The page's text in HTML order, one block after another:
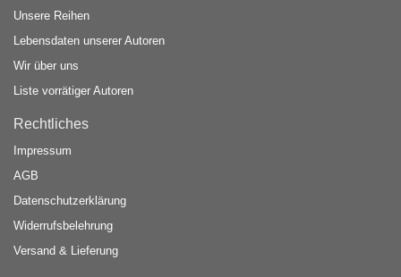
Unsere Reihen
Lebensdaten unserer Autoren
Wir über uns
Liste vorrätiger Autoren
Rechtliches
Impressum
AGB
Datenschutzerklärung
Widerrufsbelehrung
Versand & Lieferung